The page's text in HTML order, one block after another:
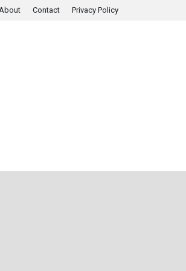
Contact Privacy Policy